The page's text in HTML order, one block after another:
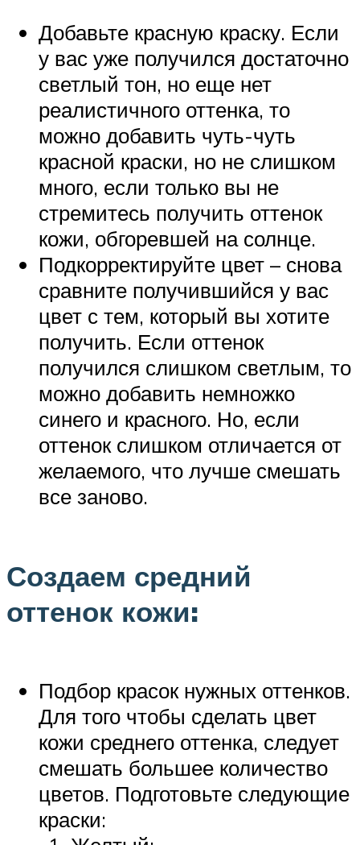
Добавьте красную краску. Если
у вас уже получился достаточно
светлый тон, но еще нет
реалистичного оттенка, то
можно добавить чуть-чуть
красной краски, но не слишком
много, если только вы не
стремитесь получить оттенок
кожи, обгоревшей на солнце.
Подкорректируйте цвет – снова
сравните получившийся у вас
цвет с тем, который вы хотите
получить. Если оттенок
получился слишком светлым, то
можно добавить немножко
синего и красного. Но, если
оттенок слишком отличается от
желаемого, что лучше смешать
все заново.
Создаем средний
оттенок кожи:
Подбор красок нужных оттенков.
Для того чтобы сделать цвет
кожи среднего оттенка, следует
смешать большее количество
цветов. Подготовьте следующие
краски: